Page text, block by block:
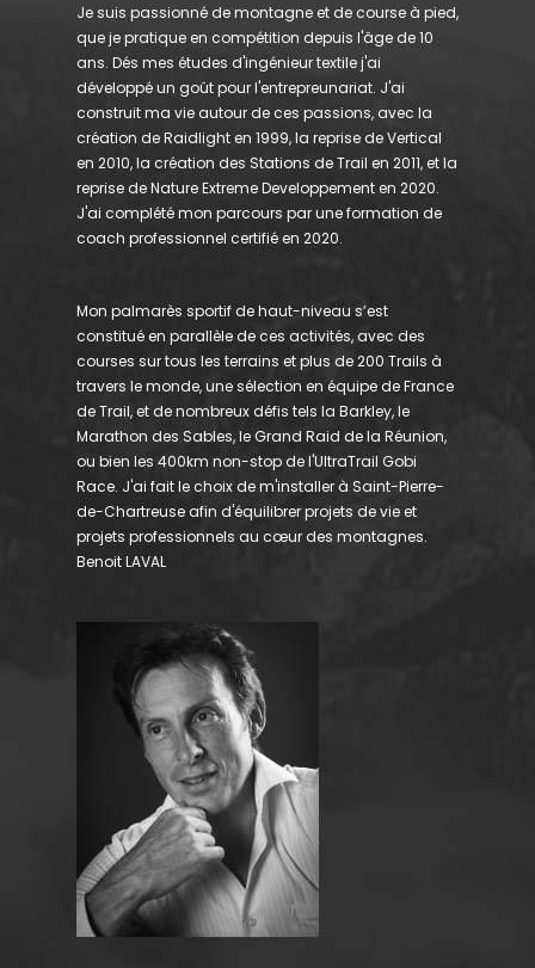
Je suis passionné de montagne et de course à pied,
que je pratique en compétition depuis l'âge de 10
ans. Dés mes études d'ingénieur textile j'ai
développé un goût pour l'entrepreunariat. J'ai
construit ma vie autour de ces passions, avec la
création de Raidlight en 1999, la reprise de Vertical
en 2010, la création des Stations de Trail en 2011, et la
reprise de Nature Extreme Developpement en 2020.
J'ai complété mon parcours par une formation de
coach professionnel certifié en 2020.
Mon palmarès sportif de haut-niveau s’est
constitué en parallèle de ces activités, avec des
courses sur tous les terrains et plus de 200 Trails à
travers le monde, une sélection en équipe de France
de Trail, et de nombreux défis tels la Barkley, le
Marathon des Sables, le Grand Raid de la Réunion,
ou bien les 400km non-stop de l'UltraTrail Gobi
Race. J'ai fait le choix de m'installer à Saint-Pierre-
de-Chartreuse afin d'équilibrer projets de vie et
projets professionnels au cœur des montagnes.
Benoit LAVAL